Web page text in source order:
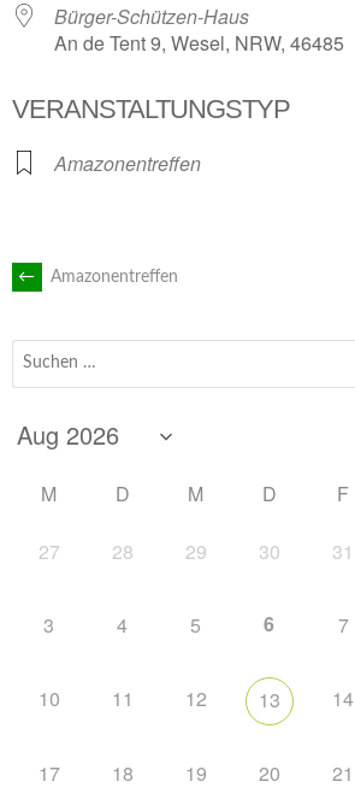
Bürger-Schützen-Haus
An de Tent 9, Wesel, NRW, 46485
VERANSTALTUNGSTYP
Amazonentreffen
ARTIKEL-
NAVIGATION
← Amazonentreffen
M D M D F
27 28 29 30 31
3 4 5 6 7
10 11 12 13 14
17 18 19 20 21